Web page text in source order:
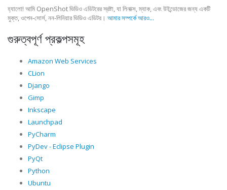
হ্যালো! আমি OpenShot ভিডিও এডিটরের স্রষ্টা, যা লিনাক্স, ম্যাক, এবং উইন্ডোজের জন্য একটি
মুক্ত, ওপেন-সোর্স, নন-লিনিয়ার ভিডিও এডিটর। আমার সম্পর্কে আরও...
গুরুত্বপূর্ণ প্রকল্পসমূহ
Amazon Web Services
CLion
Django
Gimp
Inkscape
Launchpad
PyCharm
PyDev - Eclipse Plugin
PyQt
Python
Ubuntu